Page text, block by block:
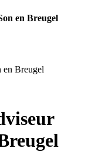
en Breugel
Breugel